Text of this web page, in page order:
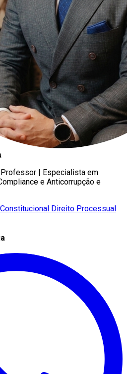
| Especialista em
e Anticorrupção e
Direito Processual